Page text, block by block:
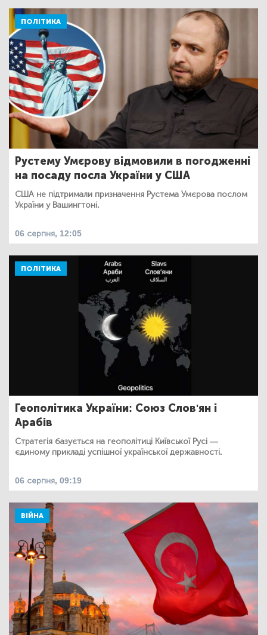
ПОЛІТИКА
Рустему Умєрову відмовили в погодженні
на посаду посла України у США
США не підтримали призначення Рустема Умєрова послом
України у Вашингтоні.
06 серпня, 12:05
ПОЛІТИКА
Геополітика України: Союз Слов'ян і
Арабів
Стратегія базується на геополітиці Київської Русі —
єдиному прикладі успішної української державності.
06 серпня, 09:19
ВІЙНА